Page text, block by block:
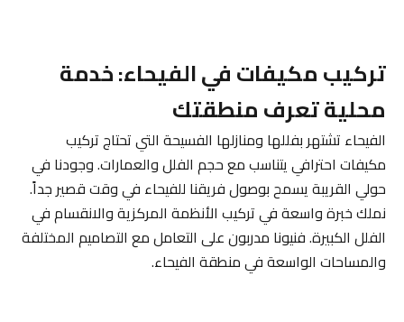
تركيب مكيفات في الفيحاء: خدمة
محلية تعرف منطقتك
الفيحاء تشتهر بفللها ومنازلها الفسيحة التي تحتاج تركيب
مكيفات احترافي يتناسب مع حجم الفلل والعمارات. وجودنا في
حولي القريبة يسمح بوصول فريقنا للفيحاء في وقت قصير جداً.
نملك خبرة واسعة في تركيب الأنظمة المركزية والانقسام في
الفلل الكبيرة. فنيونا مدربون على التعامل مع التصاميم المختلفة
والمساحات الواسعة في منطقة الفيحاء.